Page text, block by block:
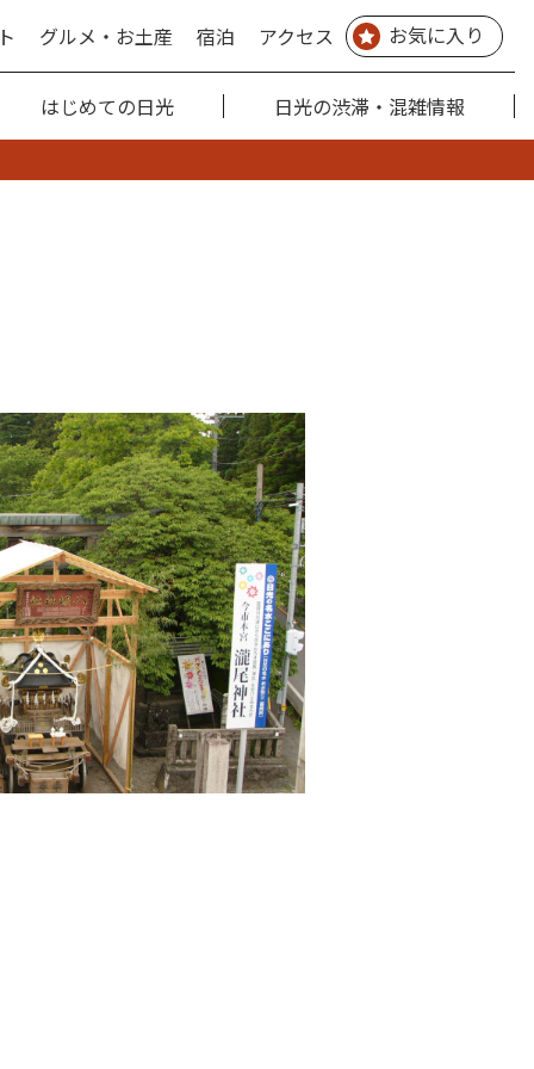
グルメ・お土産 宿泊 アクセス お気に入り
はじめての日光 日光の渋滞・混雑情報